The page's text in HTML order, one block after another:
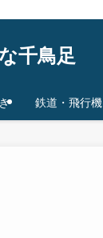
千鳥足
鉄道・飛行機